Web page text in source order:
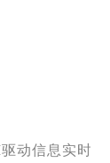
动信息实时